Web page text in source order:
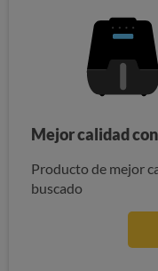
Mejor calidad
Producto de mejor
buscado